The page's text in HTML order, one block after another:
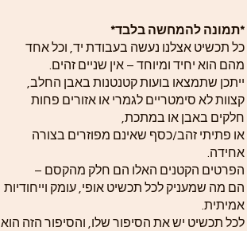
*תמונה להמחשה בלבד*
כל תכשיט אצלנו נעשה בעבודת יד, וכל אחד
מהם הוא יחיד ומיוחד – אין שניים זהים.
ייתכן שתמצאו בועות קטנטנות באבן החלב,
קצוות לא סימטריים לגמרי או אזורים פחות
חלקים באבן או במתכת,
או פתיתי זהב/כסף שאינם מפוזרים בצורה
אחידה.
הפרטים הקטנים האלו הם חלק מהקסם –
הם מה שמעניק לכל תכשיט אופי, עומק וייחודיות
אמיתית.
לכל תכשיט יש את הסיפור שלו, והסיפור הזה הוא